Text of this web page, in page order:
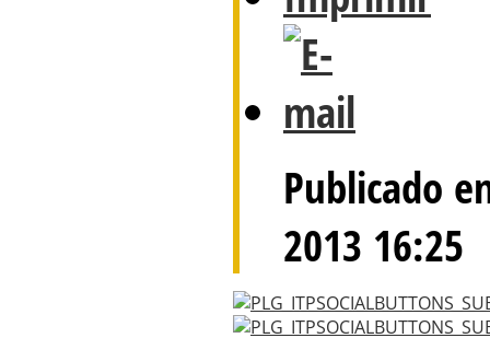
Publicado
2013 16:25